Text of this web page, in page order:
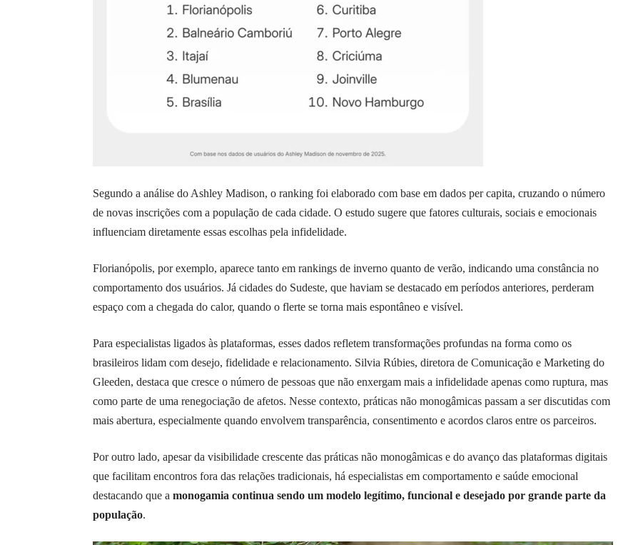
Segundo a análise do Ashley Madison, o ranking foi elaborado com base em dados per capita, cruzando o número
de novas inscrições com a população de cada cidade. O estudo sugere que fatores culturais, sociais e emocionais
influenciam diretamente essas escolhas pela infidelidade.
Florianópolis, por exemplo, aparece tanto em rankings de inverno quanto de verão, indicando uma constância no
comportamento dos usuários. Já cidades do Sudeste, que haviam se destacado em períodos anteriores, perderam
espaço com a chegada do calor, quando o flerte se torna mais espontâneo e visível.
Para especialistas ligados às plataformas, esses dados refletem transformações profundas na forma como os
brasileiros lidam com desejo, fidelidade e relacionamento. Silvia Rúbies, diretora de Comunicação e Marketing do
Gleeden, destaca que cresce o número de pessoas que não enxergam mais a infidelidade apenas como ruptura, mas
como parte de uma renegociação de afetos. Nesse contexto, práticas não monogâmicas passam a ser discutidas com
mais abertura, especialmente quando envolvem transparência, consentimento e acordos claros entre os parceiros.
Por outro lado, apesar da visibilidade crescente das práticas não monogâmicas e do avanço das plataformas digitais
que facilitam encontros fora das relações tradicionais, há especialistas em comportamento e saúde emocional
destacando que a monogamia continua sendo um modelo legítimo, funcional e desejado por grande parte da
população.